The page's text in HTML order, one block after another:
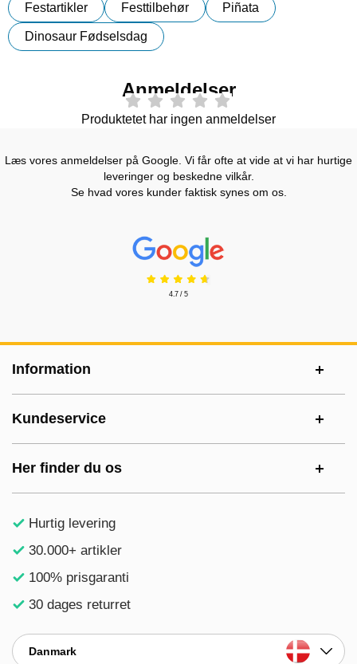
Festartikler Festtilbehør Piñata
Dinosaur Fødselsdag
Anmeldelser
Produktetet har ingen anmeldelser
Læs vores anmeldelser på Google. Vi får ofte at vide at vi har hurtige
leveringer og beskedne vilkår.
Se hvad vores kunder faktisk synes om os.
Prisjakt Anmeldelser: 4.7 Stjerne
4.7 / 5
Information
Kundeservice
Her finder du os
Hurtig levering
30.000+ artikler
100% prisgaranti
30 dages returret
Danmark